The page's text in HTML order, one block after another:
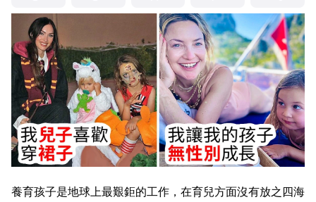
養育孩子是地球上最艱鉅的工作，在育兒方面沒有放之四海